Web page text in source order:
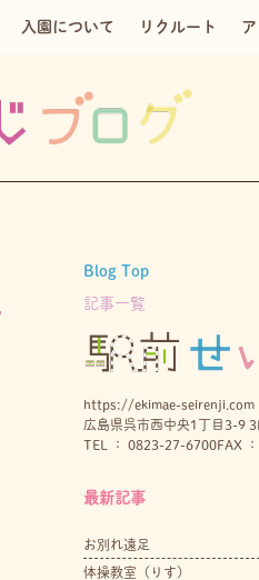
入園について リクルート
Blog Top
記事一覧
https://ekimae-seirenji.com
広島県呉市西中央1丁目3-9
TEL ： 0823-27-6700FAX
最新記事
お別れ遠足
体操教室（りす）